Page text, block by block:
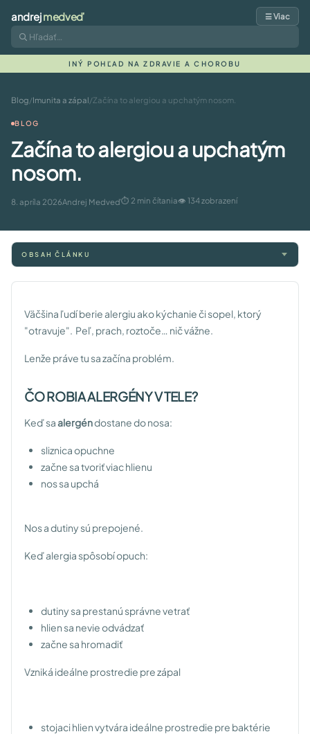
andrejmedveď ☰ Viac
INÝ POHĽAD NA ZDRAVIE A CHOROBU
Blog/Imunita a zápal/Začína to alergiou a upchatým nosom.
BLOG
Začína to alergiou a upchatým
nosom.
8. apríla 2026Andrej Medveď⏱ 2 min čítania👁 134 zobrazení
OBSAH ČLÁNKU
Väčšina ľudí berie alergiu ako kýchanie či sopel, ktorý
"otravuje". Peľ, prach, roztoče… nič vážne.
Lenže práve tu sa začína problém.
ČO ROBIA ALERGÉNY V TELE?
Keď saalergéndostane do nosa:
sliznica opuchne
začne sa tvoriť viac hlienu
nos sa upchá
Nos a dutiny sú prepojené.
Keď alergia spôsobí opuch:
dutiny sa prestanú správne vetrať
hlien sa nevie odvádzať
začne sa hromadiť
Vzniká ideálne prostredie pre zápal
stojaci hlien vytvára ideálne prostredie pre baktérie